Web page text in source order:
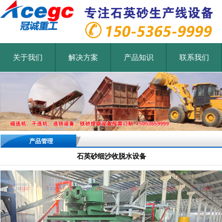
关于我们 解决方案 产品知识 联系我们
产品管理
石英砂细沙收脱水设备